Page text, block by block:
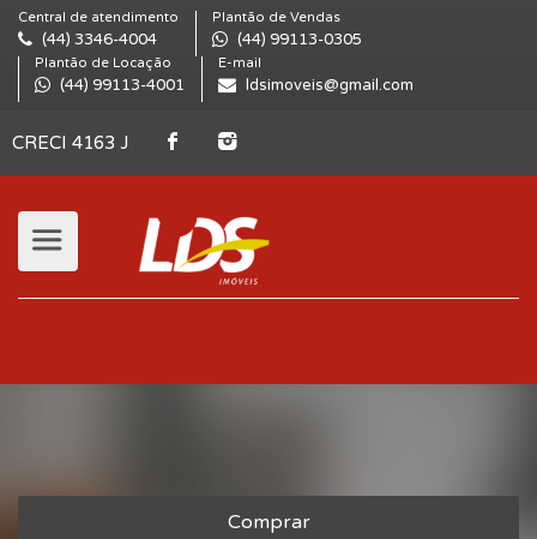
Central de atendimento
(44) 3346-4004
Plantão de Vendas
(44) 99113-0305
Plantão de Locação
(44) 99113-4001
E-mail
ldsimoveis@gmail.com
CRECI 4163 J
Comprar